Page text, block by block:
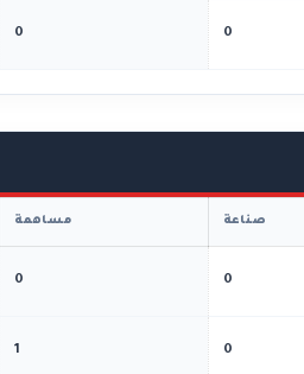
0
0
صناعة مساهمة
0
0
0
1